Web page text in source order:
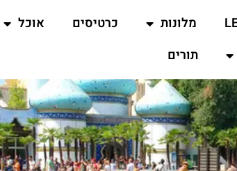
מלונות כרטיסים אוכל
תורים